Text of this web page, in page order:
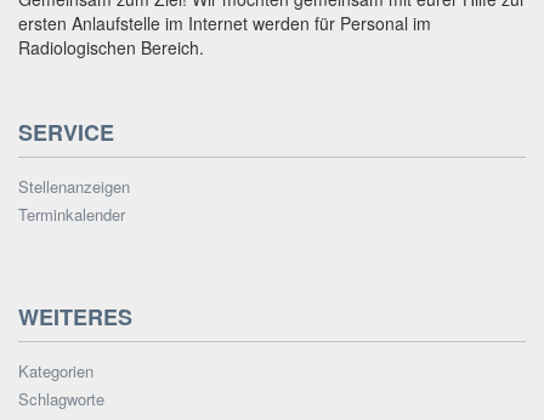
ersten Anlaufstelle im Internet werden für Personal im
Radiologischen Bereich.
SERVICE
Stellenanzeigen
Terminkalender
WEITERES
Kategorien
Schlagworte